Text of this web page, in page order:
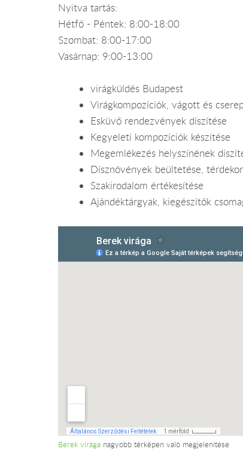
Nyitva tartás:
Hétfő - Péntek: 8:00-18:00
Szombat: 8:00-17:00
Vasárnap: 9:00-13:00
virágküldés Budapest
Virágkompozíciók, vágott és
Esküvő rendezvények díszítése
Kegyeleti kompozíciók készítése
Megemlékezés helyszínének
Dísznövények beültetése,
Szakirodalom értékesítése
Ajándéktárgyak, kiegészítők
Berek virága nagyobb térképen való megjelenítése